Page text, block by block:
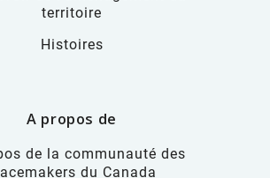
territoire
Histoires
A propos de
de la communauté des
du Canada